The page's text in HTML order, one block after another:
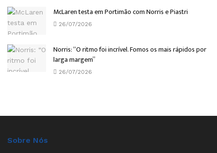
McLaren testa em Portimão com Norris e Piastri
26/07/2026
Norris: “O ritmo foi incrível. Fomos os mais rápidos por
larga margem”
26/07/2026
Sobre Nós